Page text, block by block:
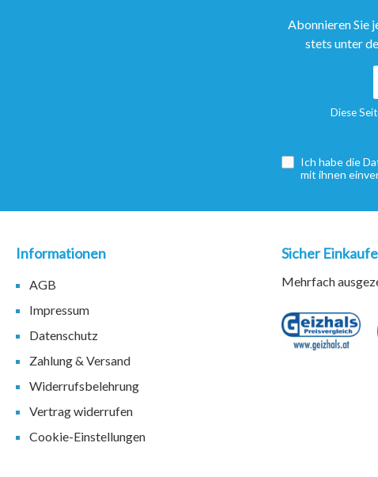
Abonnieren Sie
stets unter
Diese
Ich habe die
mit ihnen
Informationen
AGB
Impressum
Datenschutz
Zahlung & Versand
Widerrufsbelehrung
Vertrag widerrufen
Cookie-Einstellungen
Sicher
Mehrfach